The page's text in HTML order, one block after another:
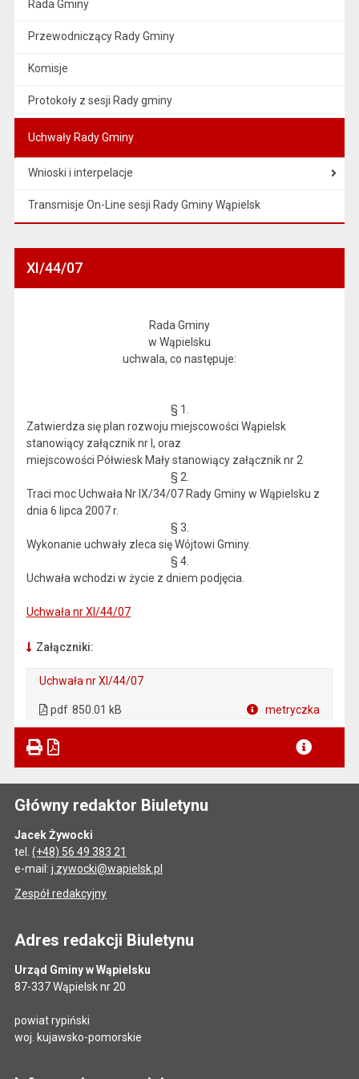
Rada Gminy
Przewodniczący Rady Gminy
Komisje
Protokoły z sesji Rady gminy
Uchwały Rady Gminy
Wnioski i interpelacje
Transmisje On-Line sesji Rady Gminy Wąpielsk
XI/44/07
Rada Gminy
w Wąpielsku
uchwala, co następuje:
§ 1.
Zatwierdza się plan rozwoju miejscowości Wąpielsk
stanowiący załącznik nr l, oraz
miejscowości Półwiesk Mały stanowiący załącznik nr 2
§ 2.
Traci moc Uchwała Nr IX/34/07 Rady Gminy w Wąpielsku z
dnia 6 lipca 2007 r.
§ 3.
Wykonanie uchwały zleca się Wójtowi Gminy.
§ 4.
Uchwała wchodzi w życie z dniem podjęcia.
Uchwała nr XI/44/07
Załączniki:
Uchwała nr XI/44/07
pdf 850.01 kB metryczka
Główny redaktor Biuletynu
Jacek Żywocki
tel. (+48) 56 49 383 21
e-mail: j.zywocki@wapielsk.pl
Zespół redakcyjny
Adres redakcji Biuletynu
Urząd Gminy w Wąpielsku
87-337 Wąpielsk nr 20
powiat rypiński
woj. kujawsko-pomorskie